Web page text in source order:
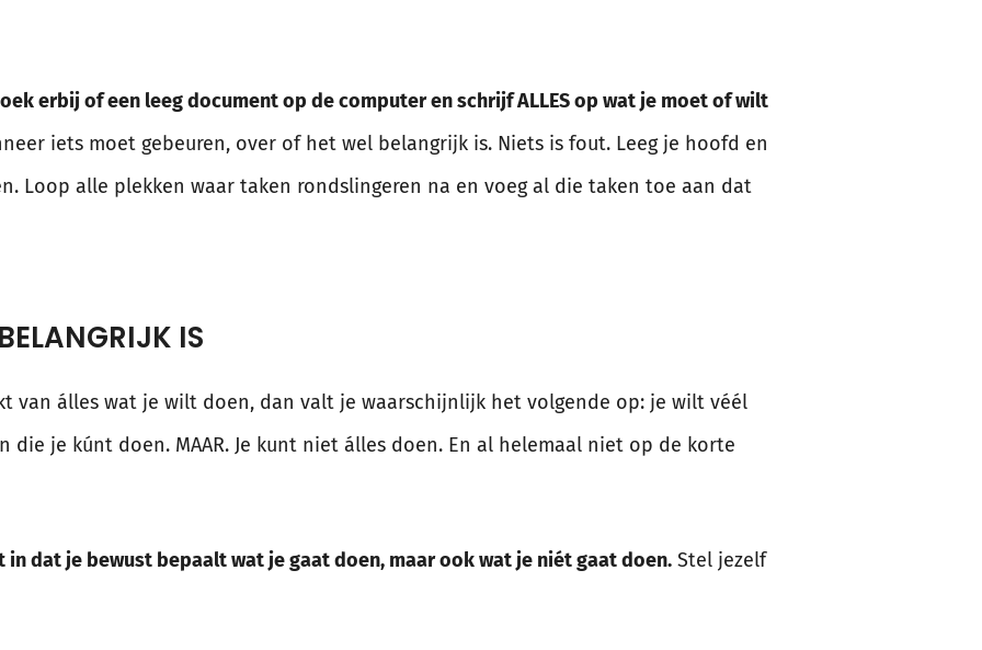
erbij of een leeg document op de computer en schrijf ALLES op wat je moet of wilt
iets moet gebeuren, over of het wel belangrijk is. Niets is fout. Leeg je hoofd en
Loop alle plekken waar taken rondslingeren na en voeg al die taken toe aan dat
IS
van álles wat je wilt doen, dan valt je waarschijnlijk het volgende op: je wilt véél
die je kúnt doen. MAAR. Je kunt niet álles doen. En al helemaal niet op de korte
in dat je bewust bepaalt wat je gaat doen, maar ook wat je niét gaat doen. Stel jezelf